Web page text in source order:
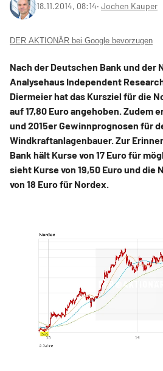
18.11.2014, 08:14‧ Jochen Kauper
DER AKTIONÄR bei Google bevorzugen
Nach der Deutschen Bank und der
Analysehaus Independent
Diermeier hat das Kursziel für die
auf 17,80 Euro angehoben. Zudem
und 2015er Gewinnprognosen für
Windkraftanlagenbauer. Zur
Bank hält Kurse von 17 Euro für
sieht Kurse von 19,50 Euro und die
von 18 Euro für Nordex.